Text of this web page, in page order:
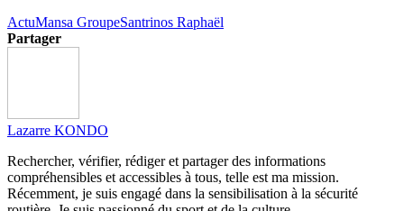
ActuMansa GroupeSantrinos Raphaël
Partager
Lazarre KONDO
Rechercher, vérifier, rédiger et partager des informations
compréhensibles et accessibles à tous, telle est ma mission.
Récemment, je suis engagé dans la sensibilisation à la sécurité